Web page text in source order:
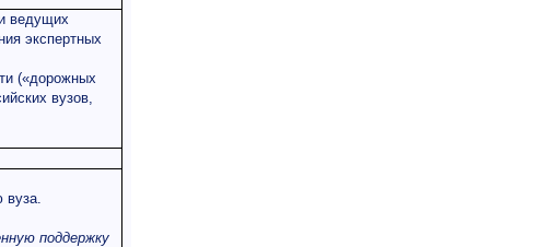
ведущих
экспертных
(«дорожных
вузов,
поддержку